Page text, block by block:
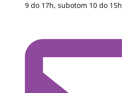
9 do 17h, subotom 10 do 15h